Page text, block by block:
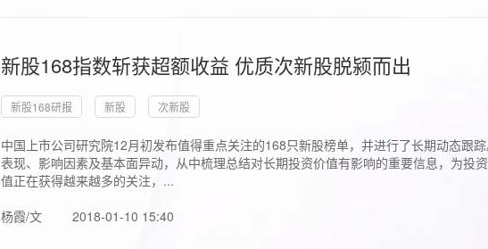
新股168指数斩获超额收益 优质次新股脱颍而出
新股168研报 新股 次新股
中国上市公司研究院12月初发布值得重点关注的168只新股榜单，并进行了长期动态跟
表现、影响因素及基本面异动，从中梳理总结对长期投资价值有影响的重要信息，为投
值正在获得越来越多的关注，...
杨霞/文
2018-01-10 15:40